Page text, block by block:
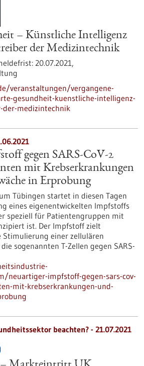
– Künstliche Intelligenz
der Medizintechnik
20.07.2021,
veranstaltungen/vergangene-
gesundheit-kuenstliche-intelligenz-
der-medizintechnik
gegen SARS-CoV-2
mit Krebserkrankungen
in Erprobung
Tübingen startet in diesen Tagen
eines eigenentwickelten Impfstoffs
speziell für Patientengruppen mit
ist. Der Impfstoff zielt
Stimulierung einer zellulären
sogenannten T-Zellen gegen SARS-
neuartiger-impfstoff-gegen-sars-cov-
mit-krebserkrankungen-und-
beachten? - 21.07.2021